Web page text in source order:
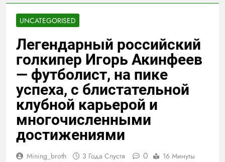
UNCATEGORISED
Легендарный российский
голкипер Игорь Акинфеев
— футболист, на пике
успеха, с блистательной
клубной карьерой и
многочисленными
достижениями
Mining_broth 3 Года Спустя 0 16 Минуты